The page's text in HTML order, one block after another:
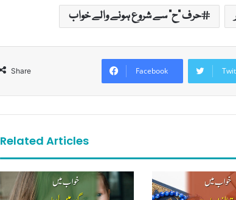
حرف "ح" سے شروع ہونے والے خواب
Share Facebook
Related Articles